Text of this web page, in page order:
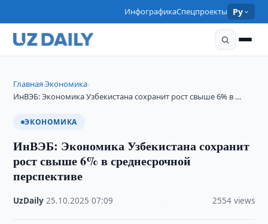
ИнфографикаСпецпроекты Ру
Главная›Экономика›
ИнВЭБ: Экономика Узбекистана сохранит рост свыше 6% в …
ЭКОНОМИКА
ИнВЭБ: Экономика Узбекистана сохранит
рост свыше 6% в среднесрочной
перспективе
UzDaily ·25.10.2025 ·07:09 2554 views